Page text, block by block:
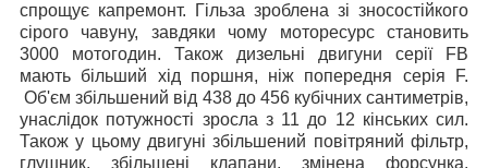
спрощує капремонт. Гільза зроблена зі зносостійкого
сірого чавуну, завдяки чому моторесурс становить
3000 мотогодин. Також дизельні двигуни серії FB
мають більший хід поршня, ніж попередня серія F.
Об'єм збільшений від 438 до 456 кубічних сантиметрів,
унаслідок потужності зросла з 11 до 12 кінських сил.
Також у цьому двигуні збільшений повітряний фільтр,
глушник, збільшені клапани, змінена форсунка.